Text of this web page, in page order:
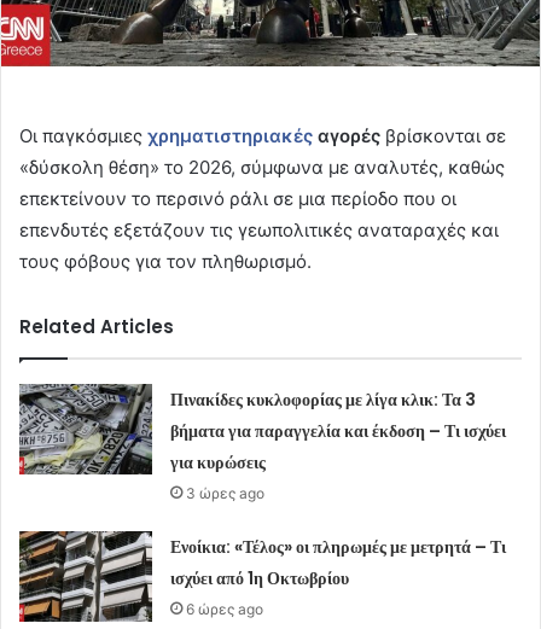
Οι παγκόσμιες χρηματιστηριακές αγορές βρίσκονται σε
«δύσκολη θέση» το 2026, σύμφωνα με αναλυτές, καθώς
επεκτείνουν το περσινό ράλι σε μια περίοδο που οι
επενδυτές εξετάζουν τις γεωπολιτικές αναταραχές και
τους φόβους για τον πληθωρισμό.
Related Articles
Πινακίδες κυκλοφορίας με λίγα κλικ: Τα 3
βήματα για παραγγελία και έκδοση – Τι ισχύει
για κυρώσεις
3 ώρες ago
Ενοίκια: «Τέλος» οι πληρωμές με μετρητά – Τι
ισχύει από 1η Οκτωβρίου
6 ώρες ago